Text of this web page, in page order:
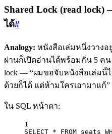
Shared Lock (read
ได้#
Analogy: หนังสือเล่มหนึ่งวางอ
ผ่านก็เปิดอ่านได้พร้อมกัน 5 ค
lock — “ผมขอจับหนังสือเล่มนี้
ด้วยก็ได้ แต่ห้ามใครเอามาแก้”
ใน SQL หน้าตา:
1
SELECT * FROM seats